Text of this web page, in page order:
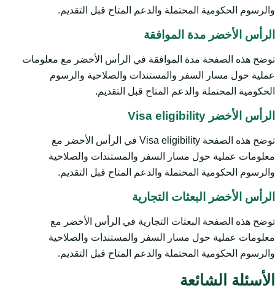
والرسوم الحكومية المحتملة والدعم المتاح قبل التقديم.
الرأس الأخضر مدة الموافقة
توضح هذه الصفحة مدة الموافقة في الرأس الأخضر مع معلومات
عملية حول مسار السفر والمستندات والصلاحية والرسوم
الحكومية المحتملة والدعم المتاح قبل التقديم.
الرأس الأخضر Visa eligibility
توضح هذه الصفحة Visa eligibility في الرأس الأخضر مع
معلومات عملية حول مسار السفر والمستندات والصلاحية
والرسوم الحكومية المحتملة والدعم المتاح قبل التقديم.
الرأس الأخضر البعثات التجارية
توضح هذه الصفحة البعثات التجارية في الرأس الأخضر مع
معلومات عملية حول مسار السفر والمستندات والصلاحية
والرسوم الحكومية المحتملة والدعم المتاح قبل التقديم.
الأسئلة الشائعة